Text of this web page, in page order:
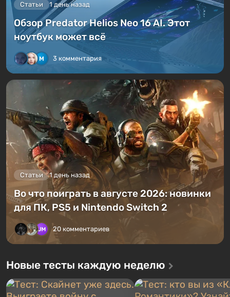
Статьи 1 день назад
Обзор Predator Helios Neo 16 AI. Этот
ноутбук может всё
3 комментария
Статьи 1 день назад
Во что поиграть в августе 2026: новинки
для ПК, PS5 и Nintendo Switch 2
20 комментариев
Новые тесты каждую неделю